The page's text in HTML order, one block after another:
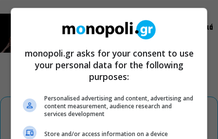
Ρωγμές: Η σόλο χοροθεατρική περφόρμανς της
Χριστίνας Κυριαζίδη στο Δημοτικό Θέατρο Πειραιά
monopoli.gr asks for your consent to use
your personal data for the following
purposes:
Personalised advertising and content, advertising and
content measurement, audience research and
services development
Store and/or access information on a device